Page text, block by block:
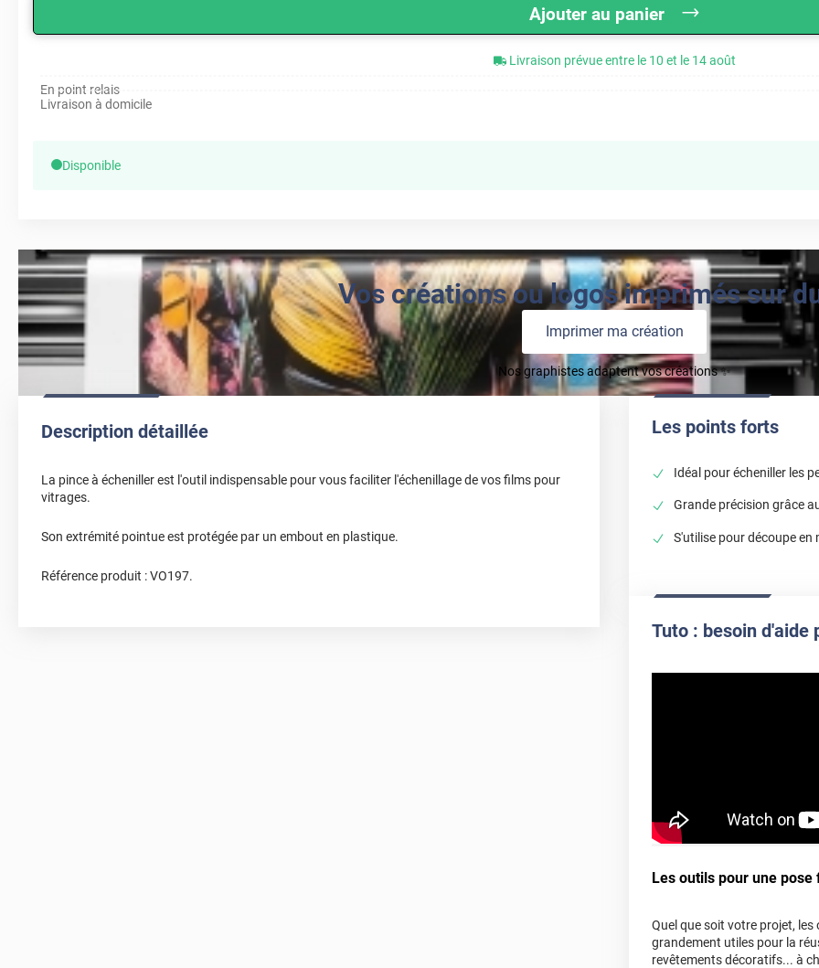
Ajouter au panier
Livraison prévue entre le 10 et le 14 août
En point relais
Livraison à domicile
Disponible
Vos créations ou logos imprimés sur
Imprimer ma création
Nos graphistes adaptent vos créations ✨
Description détaillée
La pince à écheniller est l'outil indispensable pour vous faciliter l'échenillage de vos films pour
vitrages.
Son extrémité pointue est protégée par un embout en plastique.
Référence produit :VO197.
Les points forts
Idéal pour écheniller les
Grande précision grâce
S'utilise pour découpe en
Tuto : besoin d'aide
Les outils pour une pose
Quel que soit votre projet,
grandement utiles pour la
revêtements décoratifs... à